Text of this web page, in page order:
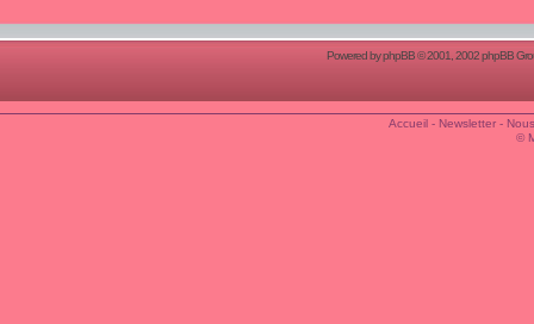
Powered byphpBB© 2001, 2002 phpBB
Accueil- Newsletter-
©